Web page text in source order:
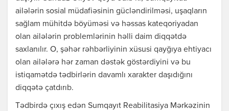
ailələrin sosial müdafiəsinin gücləndirilməsi, uşaqların
sağlam mühitdə böyüməsi və həssas kateqoriyadan
olan ailələrin problemlərinin həlli daim diqqətdə
saxlanılır. O, şəhər rəhbərliyinin xüsusi qayğıya ehtiyacı
olan ailələrə hər zaman dəstək göstərdiyini və bu
istiqamətdə tədbirlərin davamlı xarakter daşıdığını
diqqətə çatdırıb.
Tədbirdə çıxış edən Sumqayıt Reabilitasiya Mərkəzinin